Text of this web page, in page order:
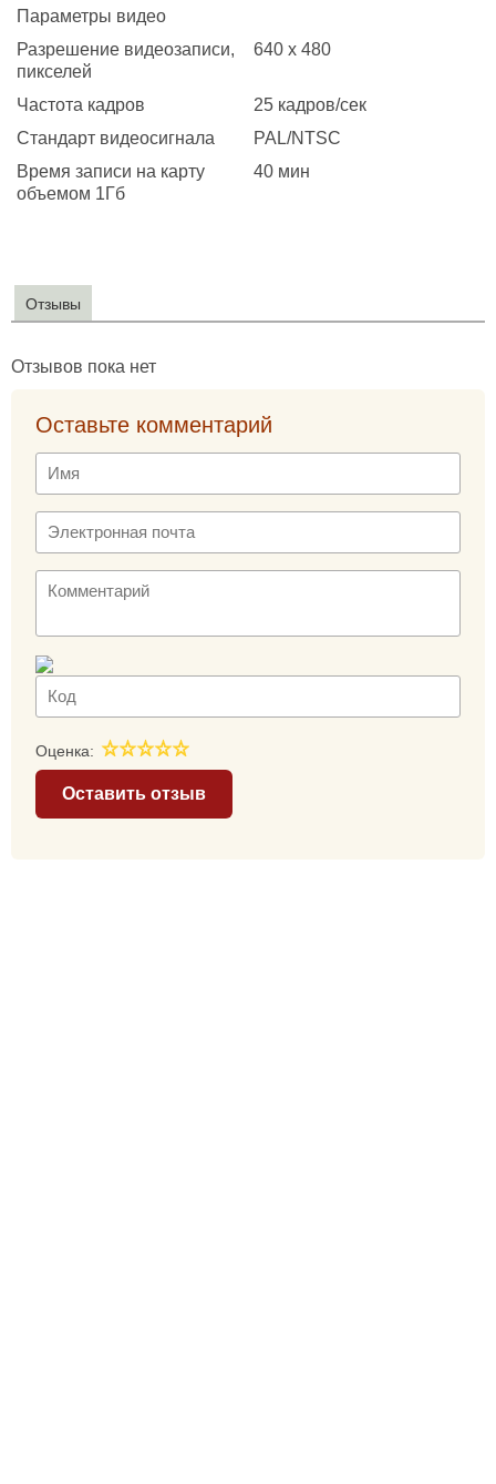
Параметры видео
Разрешение видеозаписи,
пикселей
640 x 480
Частота кадров
25 кадров/сек
Стандарт видеосигнала
PAL/NTSC
Время записи на карту
объемом 1Гб
40 мин
Отзывы
Отзывов пока нет
Оставьте комментарий
Оценка:
Оставить отзыв